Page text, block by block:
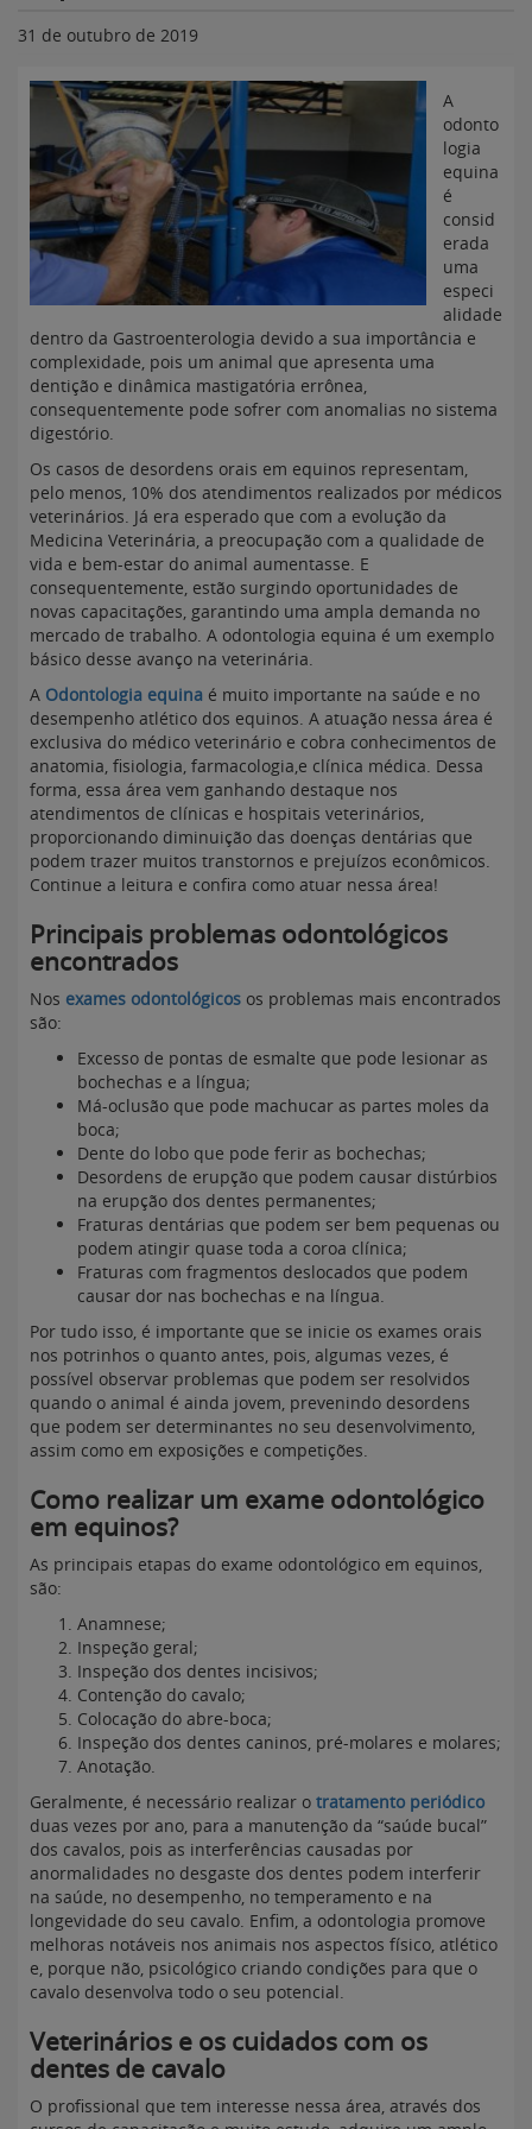
31 de outubro de 2019
A
odonto
logia
equina
é
consid
erada
uma
especi
alidade
dentro da Gastroenterologia devido a sua importância e
complexidade, pois um animal que apresenta uma
dentição e dinâmica mastigatória errônea,
consequentemente pode sofrer com anomalias no sistema
digestório.
Os casos de desordens orais em equinos representam,
pelo menos, 10% dos atendimentos realizados por médicos
veterinários. Já era esperado que com a evolução da
Medicina Veterinária, a preocupação com a qualidade de
vida e bem-estar do animal aumentasse. E
consequentemente, estão surgindo oportunidades de
novas capacitações, garantindo uma ampla demanda no
mercado de trabalho. A odontologia equina é um exemplo
básico desse avanço na veterinária.
A Odontologia equina é muito importante na saúde e no
desempenho atlético dos equinos. A atuação nessa área é
exclusiva do médico veterinário e cobra conhecimentos de
anatomia, fisiologia, farmacologia,e clínica médica. Dessa
forma, essa área vem ganhando destaque nos
atendimentos de clínicas e hospitais veterinários,
proporcionando diminuição das doenças dentárias que
podem trazer muitos transtornos e prejuízos econômicos.
Continue a leitura e confira como atuar nessa área!
Principais problemas odontológicos
encontrados
Nos exames odontológicos os problemas mais encontrados
são:
Excesso de pontas de esmalte que pode lesionar as
bochechas e a língua;
Má-oclusão que pode machucar as partes moles da
boca;
Dente do lobo que pode ferir as bochechas;
Desordens de erupção que podem causar distúrbios
na erupção dos dentes permanentes;
Fraturas dentárias que podem ser bem pequenas ou
podem atingir quase toda a coroa clínica;
Fraturas com fragmentos deslocados que podem
causar dor nas bochechas e na língua.
Por tudo isso, é importante que se inicie os exames orais
nos potrinhos o quanto antes, pois, algumas vezes, é
possível observar problemas que podem ser resolvidos
quando o animal é ainda jovem, prevenindo desordens
que podem ser determinantes no seu desenvolvimento,
assim como em exposições e competições.
Como realizar um exame odontológico
em equinos?
As principais etapas do exame odontológico em equinos,
são:
Anamnese;
Inspeção geral;
Inspeção dos dentes incisivos;
Contenção do cavalo;
Colocação do abre-boca;
Inspeção dos dentes caninos, pré-molares e molares;
Anotação.
Geralmente, é necessário realizar o tratamento periódico
duas vezes por ano, para a manutenção da “saúde bucal”
dos cavalos, pois as interferências causadas por
anormalidades no desgaste dos dentes podem interferir
na saúde, no desempenho, no temperamento e na
longevidade do seu cavalo. Enfim, a odontologia promove
melhoras notáveis nos animais nos aspectos físico, atlético
e, porque não, psicológico criando condições para que o
cavalo desenvolva todo o seu potencial.
Veterinários e os cuidados com os
dentes de cavalo
O profissional que tem interesse nessa área, através dos